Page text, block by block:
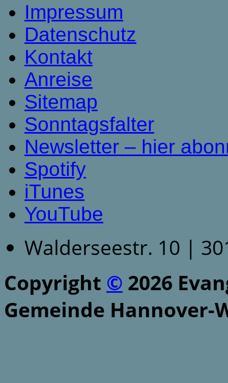
Impressum
Datenschutz
Kontakt
Anreise
Sitemap
Sonntagsfalter
Newsletter – hier
Spotify
iTunes
YouTube
Walderseestr. 10 |
Copyright © 2026
Gemeinde Hannover-